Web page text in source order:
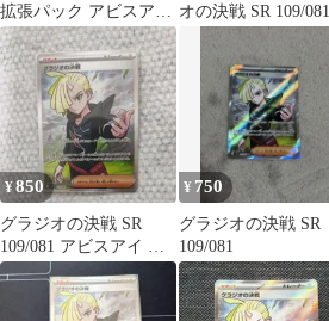
拡張パック アビスアイ
キラ 109/081
オの決戦 SR 109/081
¥850
グラジオの決戦 SR
109/081 アビスアイ M5
ポケカ ポケモンカード
¥ 750
グラジオの決戦 SR
109/081